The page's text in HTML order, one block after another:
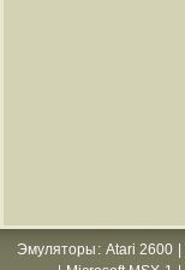
Эмуляторы : Atari 2600